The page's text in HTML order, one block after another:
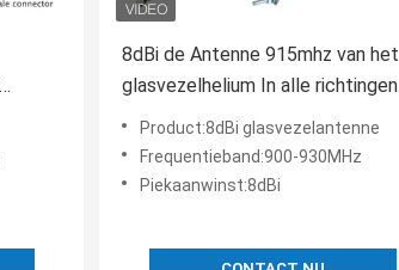
8dBi de Antenne 915mhz van het
glasvezelhelium In alle richtingen
met de kabel van 5foot slmr-400
voor de mijnwerker van
Heliumbobcat RAK Sensecap
Product:8dBi glasvezelantenne
Frequentieband:900-930MHz
Piekaanwinst:8dBi